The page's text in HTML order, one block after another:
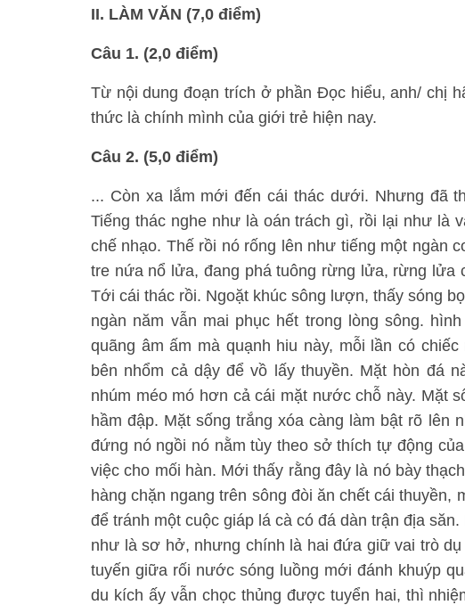
II. LÀM VĂN (7,0 điểm)
Câu 1. (2,0 điểm)
Từ nội dung đoạn trích ở phần Đọc hiểu, anh/ chị
thức là chính mình của giới trẻ hiện nay.
Câu 2. (5,0 điểm)
... Còn xa lắm mới đến cái thác dưới. Nhưng đã
Tiếng thác nghe như là oán trách gì, rồi lại như là
chế nhạo. Thế rồi nó rống lên như tiếng một ngàn
tre nứa nổ lửa, đang phá tuông rừng lửa, rừng lửa
Tới cái thác rồi. Ngoặt khúc sông lượn, thấy sóng
ngàn năm vẫn mai phục hết trong lòng sông.
quãng âm ấm mà quạnh hiu này, mỗi lần có
bên nhổm cả dậy để vồ lấy thuyền. Mặt hòn đá
nhúm méo mó hơn cả cái mặt nước chỗ này. Mặt
hầm đập. Mặt sống trắng xóa càng làm bật rõ
đứng nó ngồi nó nằm tùy theo sở thích tự động
việc cho mối hàn. Mới thấy rằng đây là nó bày
hàng chặn ngang trên sông đòi ăn chết cái thuyền,
để tránh một cuộc giáp lá cà có đá dàn trận địa
như là sơ hở, nhưng chính là hai đứa giữ vai trò
tuyến giữa rối nước sóng luồng mới đánh khuýp
du kích ấy vẫn chọc thủng được tuyển hai, thì